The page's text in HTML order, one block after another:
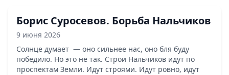
Борис Суросевов. Борьба Нальчиков
9 июня 2026
Солнце думает — оно сильнее нас, оно бля буду
победило. Но это не так. Строи Нальчиков идут по
проспектам Земли. Идут строями. Идут ровно, идут